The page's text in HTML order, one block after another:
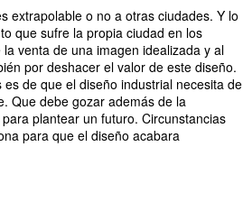
extrapolable o no a otras ciudades. Y lo
que sufre la propia ciudad en los
venta de una imagen idealizada y al
por deshacer el valor de este diseño.
de que el diseño industrial necesita de
Que debe gozar además de la
plantear un futuro. Circunstancias
para que el diseño acabara